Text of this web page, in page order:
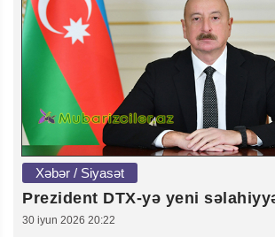
Xəbər / Siyasət
Prezident DTX-yə yeni
30 iyun 2026 20:22